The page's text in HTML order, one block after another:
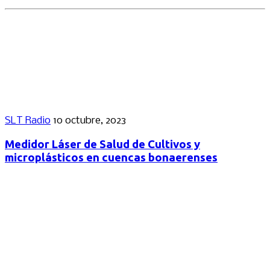
SLT Radio 10 octubre, 2023
Medidor Láser de Salud de Cultivos y
microplásticos en cuencas bonaerenses